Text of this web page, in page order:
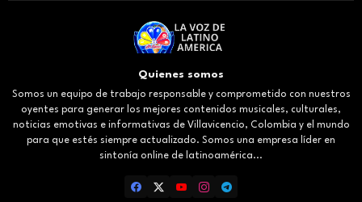
Quienes somos
Somos un equipo de trabajo responsable y comprometido con nuestros
oyentes para generar los mejores contenidos musicales, culturales,
noticias emotivas e informativas de Villavicencio, Colombia y el mundo
para que estés siempre actualizado. Somos una empresa líder en
sintonía online de latinoamérica...